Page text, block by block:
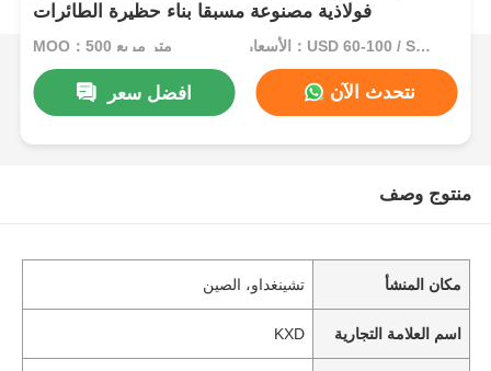
فولاذية مصنوعة مسبقا بناء حظيرة الطائرات
MOQ：500 متر مربع الأسعار：USD 60-100 / Square Meter
افضل سعر نتحدث الآن
منتوج وصف
مكان المنشأ تشينغداو، الصين
اسم العلامة التجارية KXD